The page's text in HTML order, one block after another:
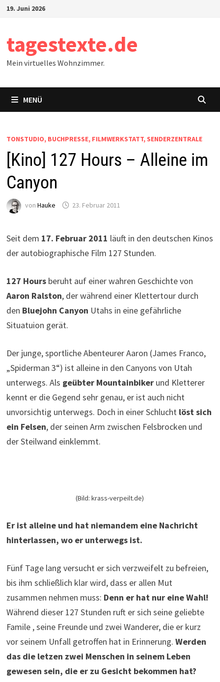
Zum19. Juni 2026
tagestexte.de
Mein virtuelles Wohnzimmer.
MENÜ
TONSTUDIO, BUCHPRESSE, FILMWERKSTATT, SENDERZENTRALE
[Kino] 127 Hours – Alleine im
Canyon
von Hauke 23. Februar 2011
Seit dem 17. Februar 2011 läuft in den deutschen Kinos
der autobiographische Film 127 Stunden.
127 Hoursberuht auf einer wahren Geschichte von
Aaron Ralston, der während einer Klettertour durch
den Bluejohn Canyon Utahs in eine gefährliche
Situatuion gerät.
Der junge, sportliche Abenteurer Aaron (James Franco,
„Spiderman 3“) ist alleine in den Canyons von Utah
unterwegs. Als geübter Mountainbikerund Kletterer
kennt er die Gegend sehr genau, er ist auch nicht
unvorsichtig unterwegs. Doch in einer Schlucht löst sich
ein Felsen, der seinen Arm zwischen Felsbrocken und
der Steilwand einklemmt.
(Bild: krass-verpeilt.de)
Er ist alleine und hat niemandem eine Nachricht
hinterlassen, wo er unterwegs ist.
Fünf Tage lang versucht er sich verzweifelt zu befreien,
bis ihm schließlich klar wird, dass er allen Mut
zusammen nehmen muss: Denn er hat nur eine Wahl!
Während dieser 127 Stunden ruft er sich seine geliebte
Famile , seine Freunde und zwei Wanderer, die er kurz
vor seinem Unfall getroffen hat in Erinnerung. Werden
das die letzen zwei Menschen in seinem Leben
gewesen sein, die er zu Gesicht bekommen hat?